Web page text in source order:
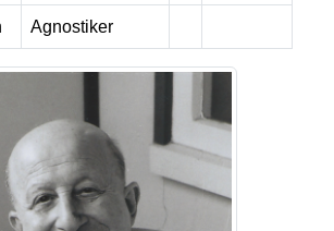
Agnostiker